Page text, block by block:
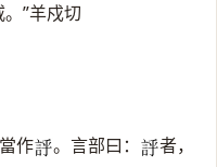
。”羊戍切
作𧦝 。言部曰： 𧦝 者，